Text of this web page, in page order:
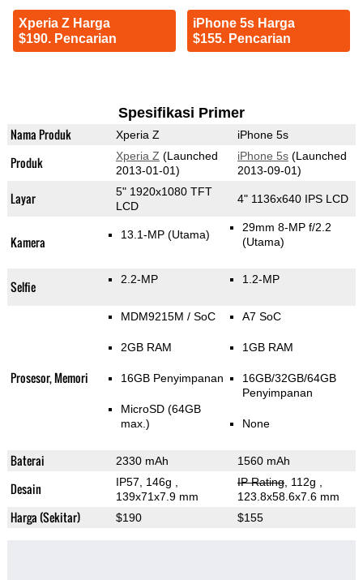
Xperia Z Harga
$190. Pencarian
iPhone 5s Harga
$155. Pencarian
Spesifikasi Primer
Nama Produk Xperia Z iPhone 5s
Produk Xperia Z (Launched
2013-01-01)
iPhone 5s(Launched
2013-09-01)
Layar
5" 1920x1080 TFT
LCD
4" 1136x640 IPS LCD
Kamera 13.1-MP (Utama)
29mm 8-MP f/2.2
(Utama)
Selfie 2.2-MP 1.2-MP
Prosesor, Memori
MDM9215M / SoC
2GB RAM
16GB Penyimpanan
MicroSD (64GB
max.)
A7 SoC
1GB RAM
16GB/32GB/64GB
Penyimpanan
None
Baterai 2330 mAh 1560 mAh
Desain IP57, 146g
139x71x7.9 mm
IP Rating, 112g
123.8x58.6x7.6 mm
Harga (Sekitar) $190 $155